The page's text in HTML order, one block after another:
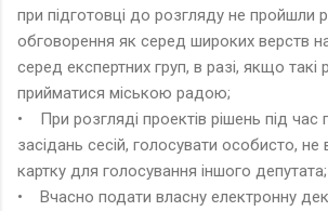
при підготовці до розгляду не пройшли
обговорення як серед широких верств
серед експертних груп, в разі, якщо такі
прийматися міською радою;
• При розгляді проектів рішень під час
засідань сесій, голосувати особисто,
картку для голосування іншого депутата;
• Вчасно подати власну електронну